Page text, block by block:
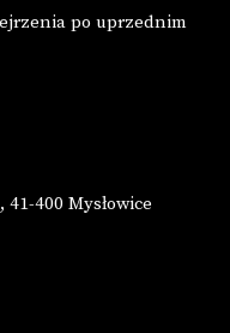
po uprzednim
400 Mysłowice